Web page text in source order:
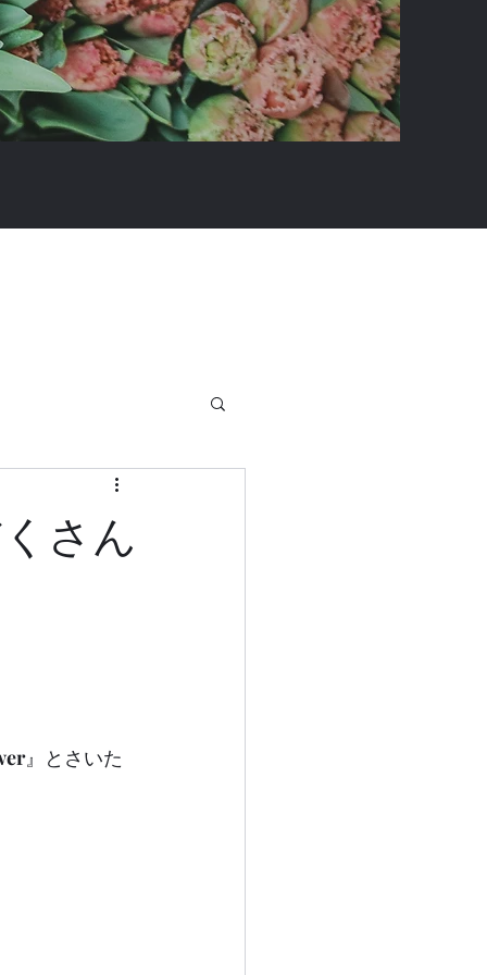
さん
』とさいた